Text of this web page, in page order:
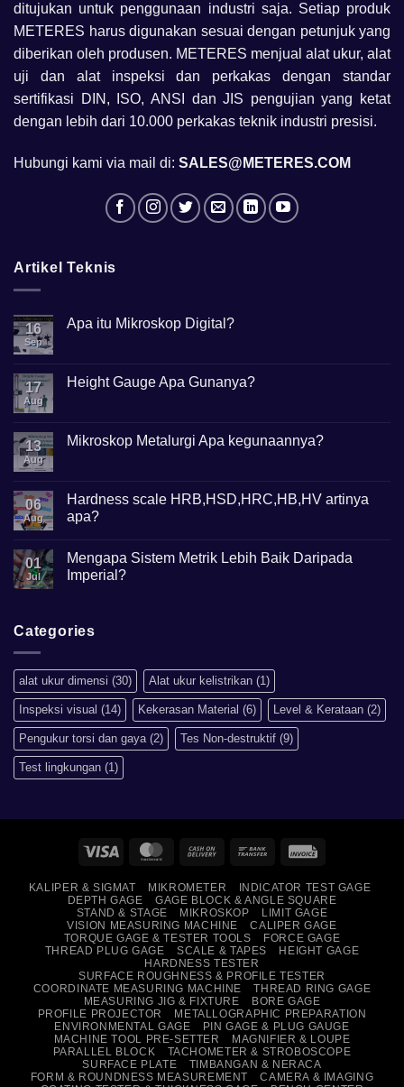
ditujukan untuk penggunaan industri saja. Setiap produk
METERES harus digunakan sesuai dengan petunjuk yang
diberikan oleh produsen. METERES menjual alat ukur, alat
uji dan alat inspeksi dan perkakas dengan standar
sertifikasi DIN, ISO, ANSI dan JIS pengujian yang ketat
dengan lebih dari 10.000 perkakas teknik industri presisi.
Hubungi kami via mail di: SALES@METERES.COM
Artikel Teknis
16
Sep
Apa itu Mikroskop Digital?
Apa
itu
17
Aug
Height Gauge Apa Gunanya?
Height
Gauge
13
Aug
Mikroskop Metalurgi Apa kegunaannya?
Mikroskop
Metalurgi
Apa
06
Aug
Hardness scale HRB,HSD,HRC,HB,HV artinya
apa?
on
Hardness
scale
01
Jul
Mengapa Sistem Metrik Lebih Baik Daripada
Imperial?
Mengapa
Sistem
Baik
Daripada
Imperial?
Categories
alat ukur dimensi (30) Alat ukur kelistrikan (1)
Inspeksi visual (14) Kekerasan Material (6) Level & Kerataan (2)
Pengukur torsi dan gaya(2) Tes Non-destruktif (9)
Test lingkungan (1)
Visa MasterCardCash
Delivery
Bank
KALIPER & SIGMAT MIKROMETER
INDICATOR TEST GAGE
DEPTH GAGE
GAGE BLOCK & ANGLE SQUARE
STAND & STAGE
MIKROSKOP
LIMIT GAGE
VISION MEASURING MACHINE
CALIPER GAGE
TORQUE GAGE & TESTER TOOLS
FORCE GAGE
THREAD PLUG GAGE
SCALE & TAPES
HEIGHT GAGE
HARDNESS TESTER
SURFACE ROUGHNESS & PROFILE TESTER
COORDINATE MEASURING MACHINE
THREAD RING GAGE
MEASURING JIG & FIXTURE
BORE GAGE
PROFILE PROJECTOR
METALLOGRAPHIC PREPARATION
ENVIRONMENTAL GAGE
PIN GAGE & PLUG GAUGE
MACHINE TOOL PRE-SETTER
MAGNIFIER & LOUPE
PARALLEL BLOCK
TACHOMETER & STROBOSCOPE
SURFACE PLATE
TIMBANGAN & NERACA
FORM & ROUNDNESS MEASUREMENT
CAMERA & IMAGING